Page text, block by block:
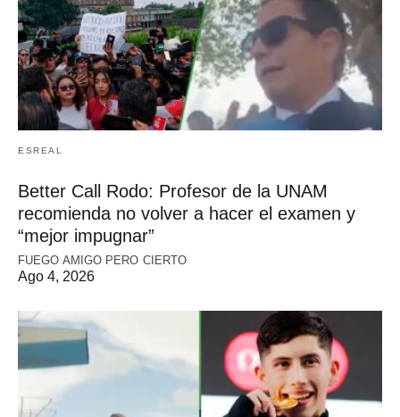
ESREAL
Better Call Rodo: Profesor de la UNAM
recomienda no volver a hacer el examen y
“mejor impugnar”
FUEGO AMIGO PERO CIERTO
Ago 4, 2026